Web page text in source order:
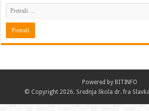
Powered by BITINFO
© Copyright 2026. Srednja škola dr. fra